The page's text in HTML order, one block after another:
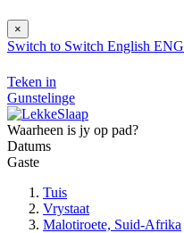
×
Switch to Switch English ENG
Teken in
Gunstelinge
Waarheen is jy op pad?
Datums
Gaste
Tuis
Vrystaat
Malotiroete, Suid-Afrika